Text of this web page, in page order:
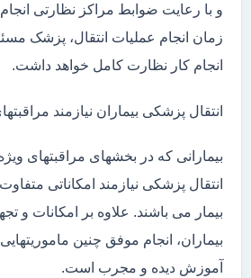
و با رعایت ضوابط مراکز نظارتی انجام
زمان انجام عملیات انتقال، پزشک
انجام کار نظارت کامل خواهد داشت.
انتقال پزشکی بیماران نیازمند
بیمارانی که در بخشهای مراقبتهای
انتقال پزشکی نیازمند امکاناتی
بیمار می باشند. علاوه بر امکانات و
بیماران، انجام موفق چنین
آموزش دیده و مجرب است.